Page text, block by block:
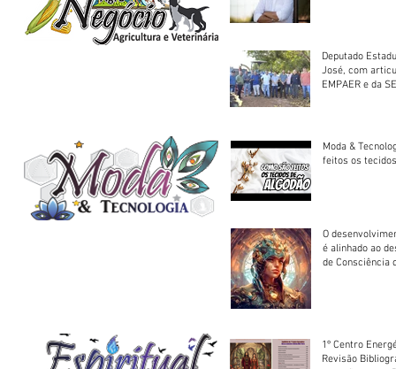
Deputado
José, com
EMPAER e da
Moda &
feitos os
O
é alinhado ao
de Consciência
1º Centro
Revisão